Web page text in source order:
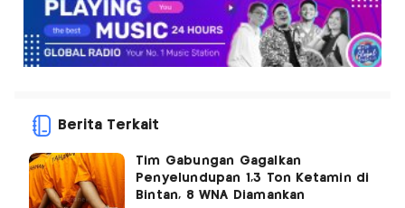
Berita Terkait
Tim Gabungan Gagalkan
Penyelundupan 1,3 Ton Ketamin di
Bintan, 8 WNA Diamankan